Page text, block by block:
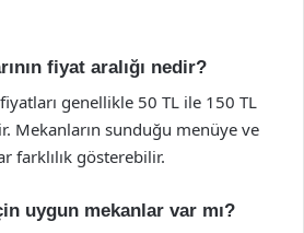
fiyat aralığı nedir?
genellikle 50 TL ile 150 TL
Mekanların sunduğu menüye ve
farklılık gösterebilir.
uygun mekanlar var mı?